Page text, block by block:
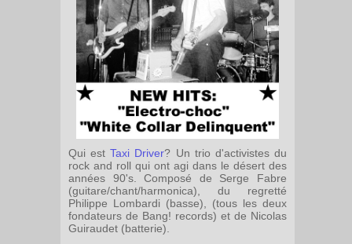
Qui estTaxi Driver? Un trio d'activistes du
rock and roll qui ont agi dans le désert des
années 90's. Composé de Serge Fabre
(guitare/chant/harmonica), du regretté
Philippe Lombardi (basse), (tous les deux
fondateurs de Bang! records) et de Nicolas
Guiraudet (batterie).